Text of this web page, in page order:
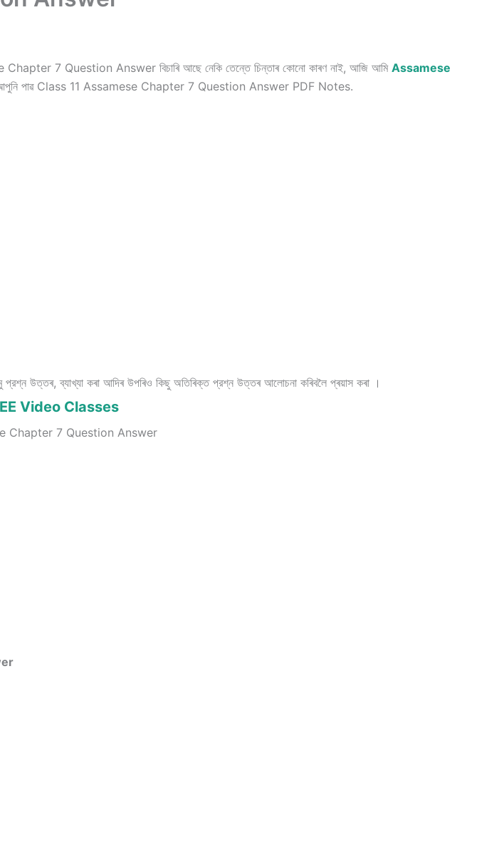
7 Question Answer বিচাৰি আছে নেকি তেন্তে চিন্তাৰ কোনো কাৰণ নাই, আজি আমি Assamese
পাৱ Class 11 Assamese Chapter 7 Question Answer PDF Notes.
ব্যাখ্যা কৰা আদিৰ উপৰিও কিছু অতিৰিক্ত প্রশ্ন উত্তৰ আলোচনা কৰিবলৈ প্ৰয়াস কৰা ।
Video Classes